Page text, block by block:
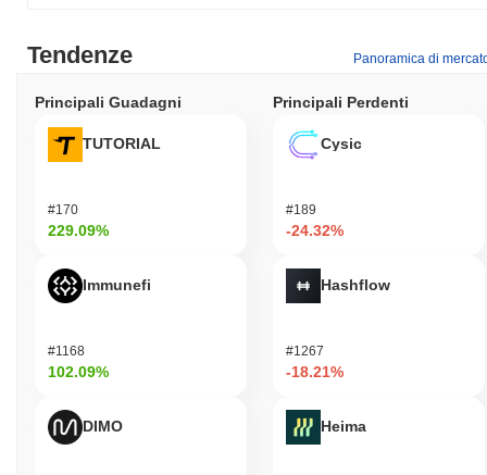
Tendenze Panoramica di
Principali Guadagni
TUTORIAL
#170
229.09%
Immunefi
#1168
102.09%
DIMO
Principali Perdenti
Cysic
#189
-24.32%
Hashflow
#1267
-18.21%
Heima